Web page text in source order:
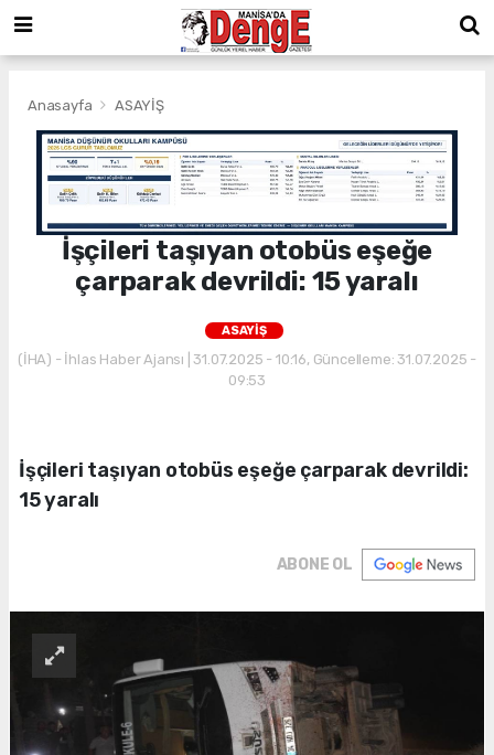
Anasayfa ASAYİŞ
İşçileri taşıyan otobüs eşeğe
çarparak devrildi: 15 yaralı
ASAYİŞ
(İHA) - İhlas Haber Ajansı | 31.07.2025 - 10:16, Güncelleme: 31.07.2025 -
09:53
İşçileri taşıyan otobüs eşeğe çarparak devrildi:
15 yaralı
ABONE OL